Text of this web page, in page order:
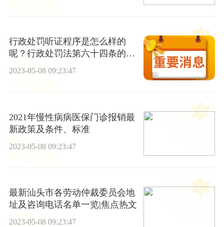
行政处罚听证程序是怎么样的
呢？行政处罚法第六十四条的内
容是什么？
2023-05-08 09:23:47
2021年慢性病病医保门诊报销最
新政策及条件、标准
2023-05-08 09:23:47
最新汕头市各劳动仲裁委员会地
址及咨询电话名单一览|焦点热文
2023-05-08 09:23:47